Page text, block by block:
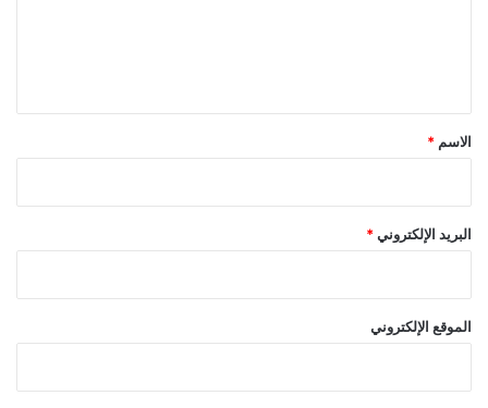
*
الاسم *
البريد الإلكتروني *
الموقع الإلكتروني